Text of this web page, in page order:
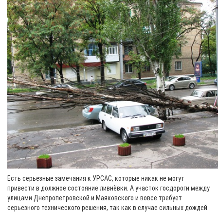
Есть серьезные замечания к УРСАС, которые никак не могут
привести в должное состояние ливнёвки. А участок госдороги между
улицами Днепропетровской и Маяковского и вовсе требует
серьезного технического решения, так как в случае сильных дождей